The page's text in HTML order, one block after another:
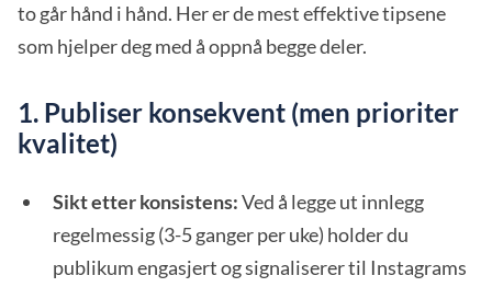
to går hånd i hånd. Her er de mest effektive tipsene
som hjelper deg med å oppnå begge deler.
1. Publiser konsekvent (men prioriter
kvalitet)
Sikt etter konsistens:Ved å legge ut innlegg
regelmessig (3-5 ganger per uke) holder du
publikum engasjert og signaliserer til Instagrams